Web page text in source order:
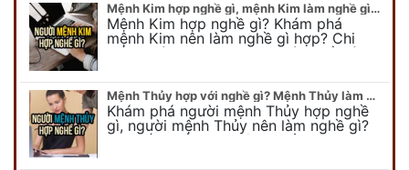
Mệnh Kim hợp nghề gì, mệnh Kim làm nghề gì để #Phát Tài Lộc
Mệnh Kim hợp nghề gì? Khám phá
mệnh Kim nên làm nghề gì hợp? Chi
tiết người mang kim hợp với nghề gì sẽ
Mệnh Thủy hợp với nghề gì? Mệnh Thủy làm nghề gì để #Ăn nên làm ra
Khám phá người mệnh Thủy hợp nghề
gì, người mệnh Thủy nên làm nghề gì?
Chi tiết nghề hợp mệnh Thủy sẽ được